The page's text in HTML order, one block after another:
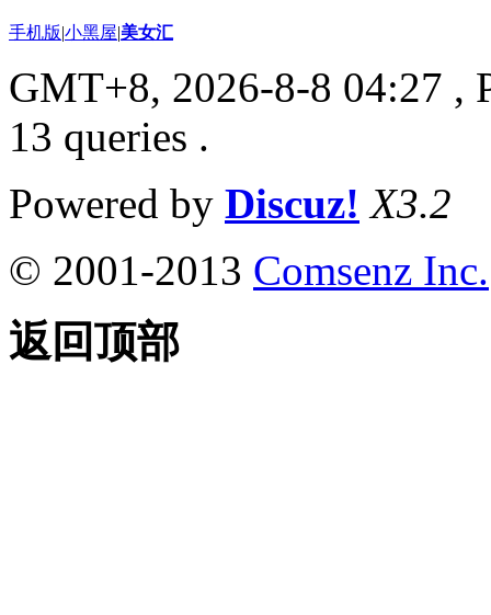
手机版|小黑屋|美女汇
GMT+8, 2026-8-8 04:27 ,
13 queries .
Powered by Discuz! X3.2
© 2001-2013 Comsenz Inc.
返回顶部